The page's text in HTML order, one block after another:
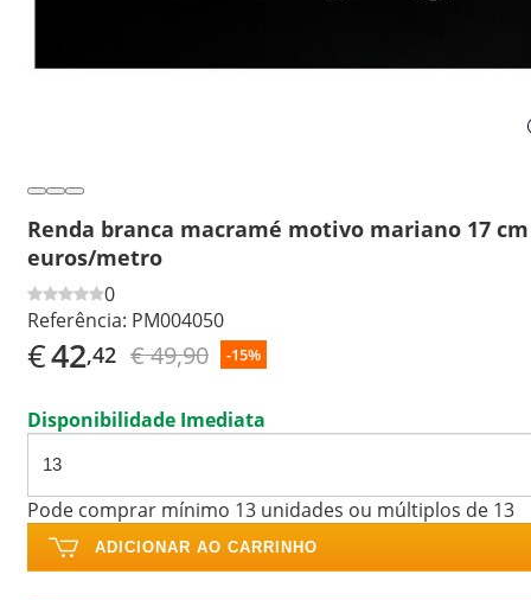
Renda branca macramé motivo mariano 17 cm
euros/metro
0
Referência: PM004050
€42,42 € 49,90 -15%
Disponibilidade Imediata
Pode comprar mínimo 13 unidades ou múltiplos de 13
ADICIONAR AO CARRINHO